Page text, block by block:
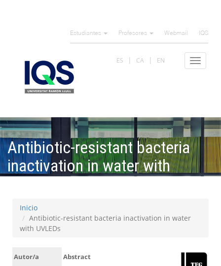
Estudiantes Profesores Webmail IQS
Toggle
ES CA EN
Antibiotic-resistant bacteria
inactivation in water with
Inicio
Antibiotic-resistant bacteria inactivation in water
with UVLEDs
Autor/a
Abstract